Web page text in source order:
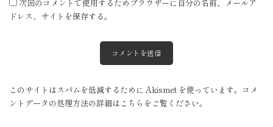
次回のコメントで使用するためブラウザーに自分の名前、メールア
ドレス、サイトを保存する。
このサイトはスパムを低減するために Akismet を使っています。 コメ
ントデータの処理方法の詳細はこちらをご覧ください。